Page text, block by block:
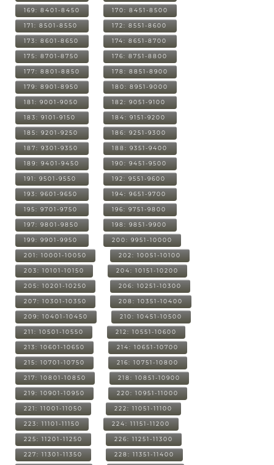
169: 8401-8450 170: 8451-8500
171: 8501-8550 172: 8551-8600
173: 8601-8650 174: 8651-8700
175: 8701-8750 176: 8751-8800
177: 8801-8850 178: 8851-8900
179: 8901-8950 180: 8951-9000
181: 9001-9050 182: 9051-9100
183: 9101-9150 184: 9151-9200
185: 9201-9250 186: 9251-9300
187: 9301-9350 188: 9351-9400
189: 9401-9450 190: 9451-9500
191: 9501-9550 192: 9551-9600
193: 9601-9650 194: 9651-9700
195: 9701-9750 196: 9751-9800
197: 9801-9850 198: 9851-9900
199: 9901-9950 200: 9951-10000
201: 10001-10050 202: 10051-10100
203: 10101-10150 204: 10151-10200
205: 10201-10250 206: 10251-10300
207: 10301-10350 208: 10351-10400
209: 10401-10450 210: 10451-10500
211: 10501-10550 212: 10551-10600
213: 10601-10650 214: 10651-10700
215: 10701-10750 216: 10751-10800
217: 10801-10850 218: 10851-10900
219: 10901-10950 220: 10951-11000
221: 11001-11050 222: 11051-11100
223: 11101-11150 224: 11151-11200
225: 11201-11250 226: 11251-11300
227: 11301-11350 228: 11351-11400